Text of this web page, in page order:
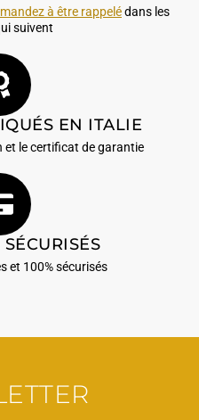
à être rappelédans les
suivent
EN ITALIE
et le certificat de garantie
et 100% sécurisés